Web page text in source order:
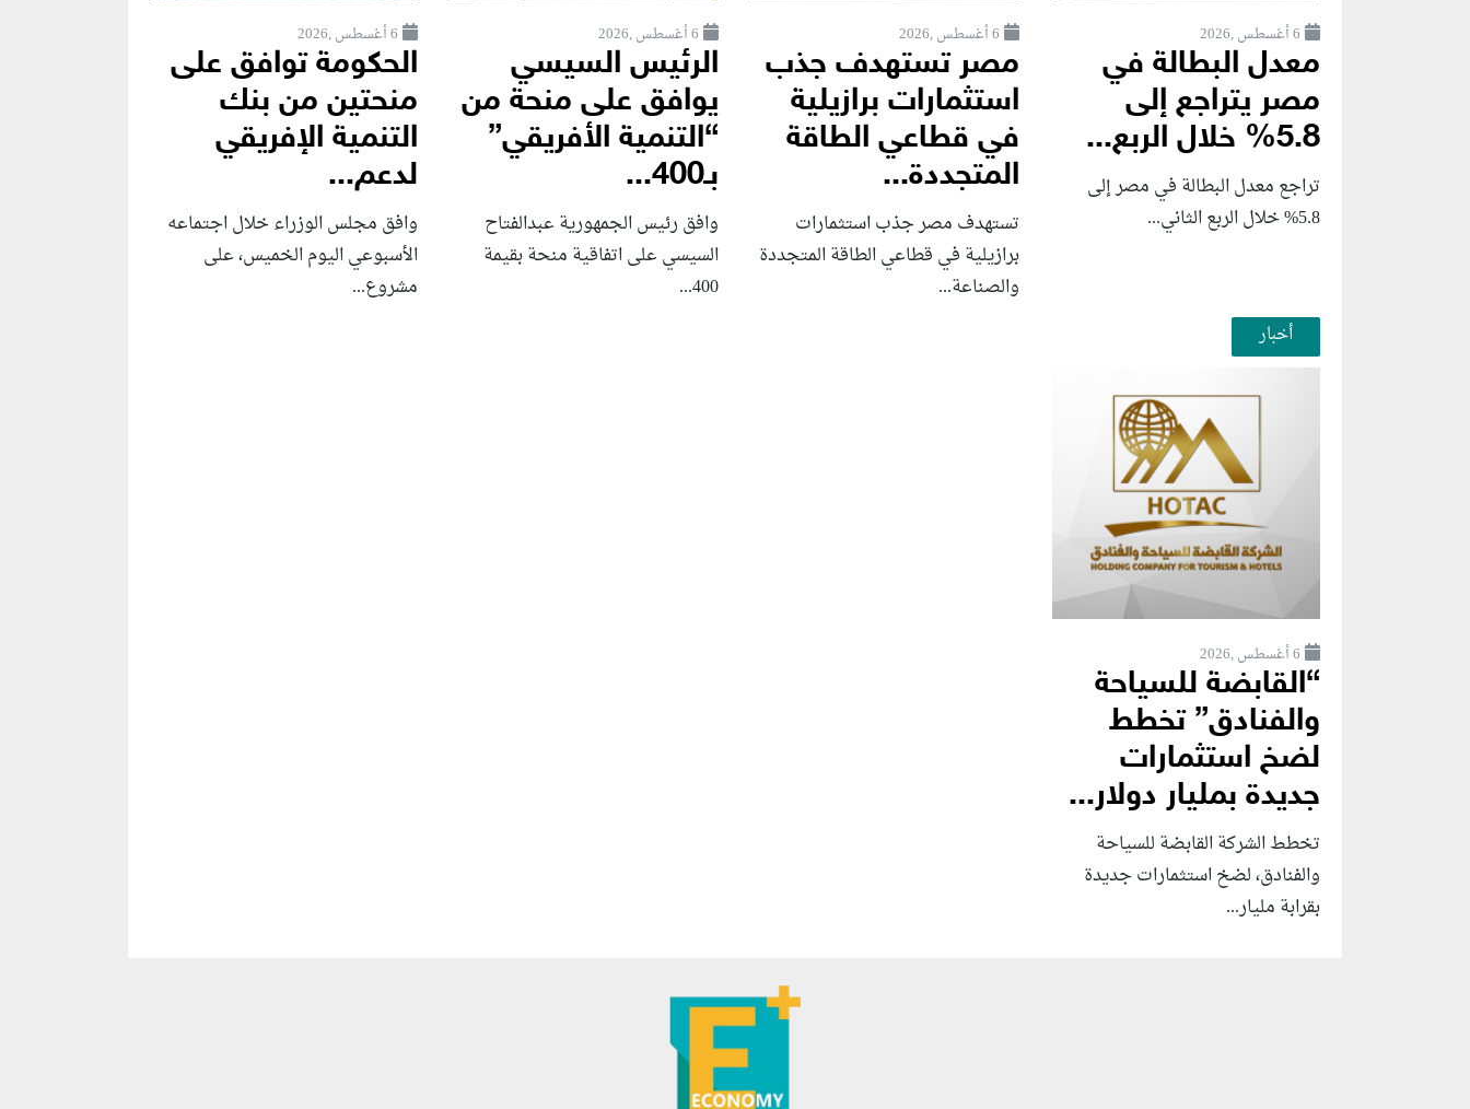
6 أغسطس ,2026
معدل البطالة في
مصر يتراجع إلى
5.8% خلال الربع...
تراجع معدل البطالة في مصر إلى
5.8% خلال الربع الثاني...
6 أغسطس ,2026
مصر تستهدف جذب
استثمارات برازيلية
في قطاعي الطاقة
المتجددة...
تستهدف مصر جذب استثمارات
برازيلية في قطاعي الطاقة المتجددة
والصناعة...
6 أغسطس ,2026
الرئيس السيسي
يوافق على منحة من
“التنمية الأفريقي”
بـ400...
وافق رئيس الجمهورية عبدالفتاح
السيسي على اتفاقية منحة بقيمة
400...
6 أغسطس ,2026
الحكومة توافق على
منحتين من بنك
التنمية الإفريقي
لدعم...
وافق مجلس الوزراء خلال اجتماعه
الأسبوعي اليوم الخميس، على
مشروع...
أخبار
6 أغسطس ,2026
“القابضة للسياحة
والفنادق” تخطط
لضخ استثمارات
جديدة بمليار دولار...
تخطط الشركة القابضة للسياحة
والفنادق، لضخ استثمارات جديدة
بقرابة مليار...